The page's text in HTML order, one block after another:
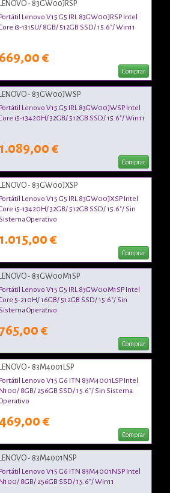
LENOVO - 83GW00JRSP
Portátil Lenovo V15 G5 IRL 83GW00JRSP Intel
i3-1315U/ 8GB/ 512GB SSD/ 15.6"/ Win11
669,00 €
Comprar
LENOVO - 83GW00JWSP
Portátil Lenovo V15 G5 IRL 83GW00JWSP Intel
i5-13420H/ 32GB/ 512GB SSD/ 15.6"/ Win11
1.089,00 €
Comprar
LENOVO - 83GW00JXSP
Portátil Lenovo V15 G5 IRL 83GW00JXSP Intel
i5-13420H/ 32GB/ 512GB SSD/ 15.6"/ Sin
Sistema Operativo
1.015,00 €
Comprar
LENOVO - 83GW00M1SP
Portátil Lenovo V15 G5 IRL 83GW00M1SP Intel
5-210H/ 16GB/ 512GB SSD/ 15.6"/ Sin
Sistema Operativo
€
Comprar
LENOVO - 83M4001LSP
Portátil Lenovo V15 G6 ITN 83M4001LSP Intel
N100/ 8GB/ 256GB SSD/ 15.6"/ Sin Sistema
€
Comprar
LENOVO - 83M4001NSP
Portátil Lenovo V15 G6 ITN 83M4001NSP Intel
N100/ 8GB/ 256GB SSD/ 15.6"/ Win11